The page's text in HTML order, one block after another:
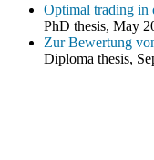
Optimal trading in
PhD thesis, May
Zur Bewertung
Diploma thesis,